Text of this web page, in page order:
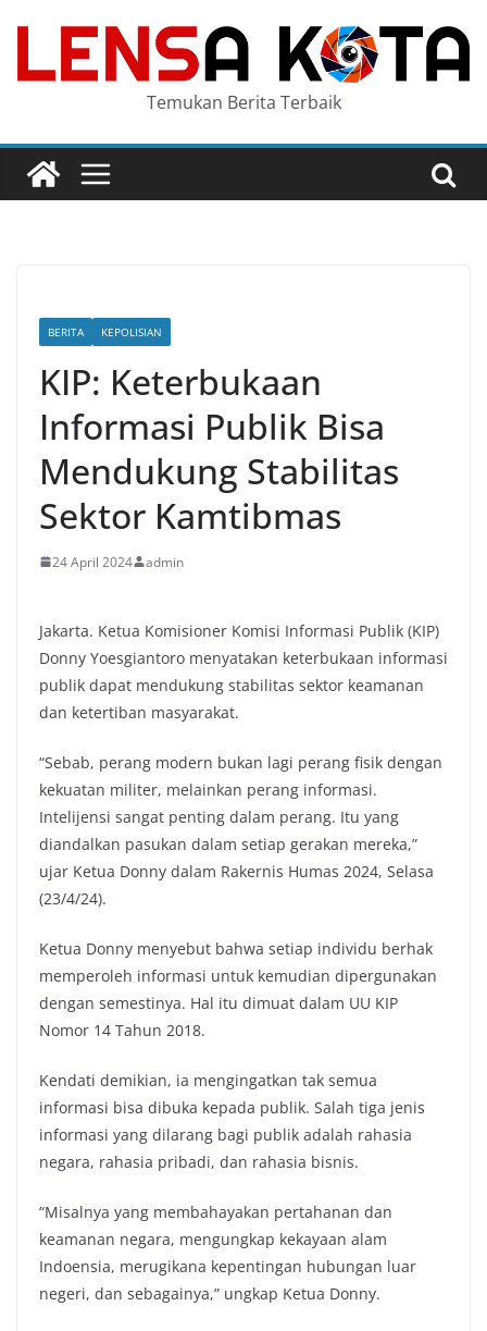
content
Temukan Berita Terbaik
BERITA KEPOLISIAN
KIP: Keterbukaan
Informasi Publik Bisa
Mendukung Stabilitas
Sektor Kamtibmas
24 April 2024 admin
Jakarta. Ketua Komisioner Komisi Informasi Publik (KIP)
Donny Yoesgiantoro menyatakan keterbukaan informasi
publik dapat mendukung stabilitas sektor keamanan
dan ketertiban masyarakat.
“Sebab, perang modern bukan lagi perang fisik dengan
kekuatan militer, melainkan perang informasi.
Intelijensi sangat penting dalam perang. Itu yang
diandalkan pasukan dalam setiap gerakan mereka,”
ujar Ketua Donny dalam Rakernis Humas 2024, Selasa
(23/4/24).
Ketua Donny menyebut bahwa setiap individu berhak
memperoleh informasi untuk kemudian dipergunakan
dengan semestinya. Hal itu dimuat dalam UU KIP
Nomor 14 Tahun 2018.
Kendati demikian, ia mengingatkan tak semua
informasi bisa dibuka kepada publik. Salah tiga jenis
informasi yang dilarang bagi publik adalah rahasia
negara, rahasia pribadi, dan rahasia bisnis.
“Misalnya yang membahayakan pertahanan dan
keamanan negara, mengungkap kekayaan alam
Indoensia, merugikana kepentingan hubungan luar
negeri, dan sebagainya,” ungkap Ketua Donny.